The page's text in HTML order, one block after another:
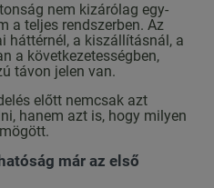
nem kizárólag egy-
a teljes rendszerben. Az
háttérnél, a kiszállításnál, a
a következetességben,
távon jelen van.
előtt nemcsak azt
hanem azt is, hogy milyen
már az első